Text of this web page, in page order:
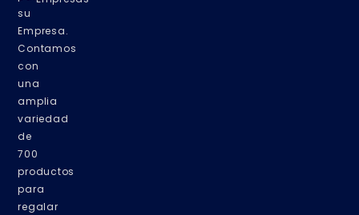
su
Empresa.
Contamos
con
una
amplia
variedad
de
700
productos
para
regalar